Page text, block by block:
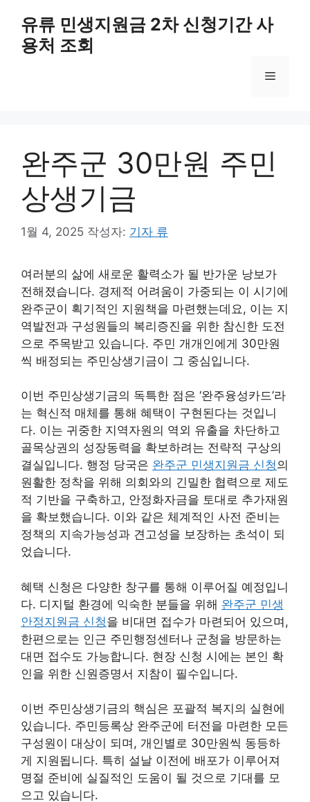
유류 민생지원금 2차 신청기간 사
용처 조회
메
완주군 30만원 주민
상생기금
1월 4, 2025 작성자: 기자 류
여러분의 삶에 새로운 활력소가 될 반가운 낭보가
전해졌습니다. 경제적 어려움이 가중되는 이 시기에
완주군이 획기적인 지원책을 마련했는데요, 이는 지
역발전과 구성원들의 복리증진을 위한 참신한 도전
으로 주목받고 있습니다. 주민 개개인에게 30만원
씩 배정되는 주민상생기금이 그 중심입니다.
이번 주민상생기금의 독특한 점은 ‘완주융성카드’라
는 혁신적 매체를 통해 혜택이 구현된다는 것입니
다. 이는 귀중한 지역자원의 역외 유출을 차단하고
골목상권의 성장동력을 확보하려는 전략적 구상의
결실입니다. 행정 당국은 완주군 민생지원금 신청의
원활한 정착을 위해 의회와의 긴밀한 협력으로 제도
적 기반을 구축하고, 안정화자금을 토대로 추가재원
을 확보했습니다. 이와 같은 체계적인 사전 준비는
정책의 지속가능성과 견고성을 보장하는 초석이 되
었습니다.
혜택 신청은 다양한 창구를 통해 이루어질 예정입니
다. 디지털 환경에 익숙한 분들을 위해 완주군 민생
안정지원금 신청을 비대면 접수가 마련되어 있으며,
한편으로는 인근 주민행정센터나 군청을 방문하는
대면 접수도 가능합니다. 현장 신청 시에는 본인 확
인을 위한 신원증명서 지참이 필수입니다.
이번 주민상생기금의 핵심은 포괄적 복지의 실현에
있습니다. 주민등록상 완주군에 터전을 마련한 모든
구성원이 대상이 되며, 개인별로 30만원씩 동등하
게 지원됩니다. 특히 설날 이전에 배포가 이루어져
명절 준비에 실질적인 도움이 될 것으로 기대를 모
으고 있습니다.